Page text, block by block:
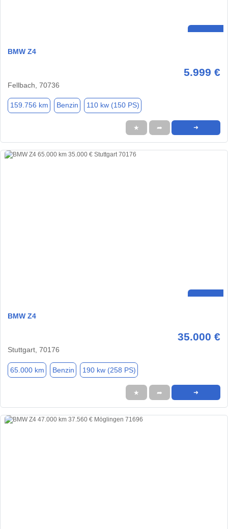
BMW Z4
5.999 €
Fellbach, 70736
159.756 km Benzin 110 kw (150 PS)
★ ➦ ➜
BMW Z4
35.000 €
Stuttgart, 70176
65.000 km Benzin 190 kw (258 PS)
★ ➦ ➜